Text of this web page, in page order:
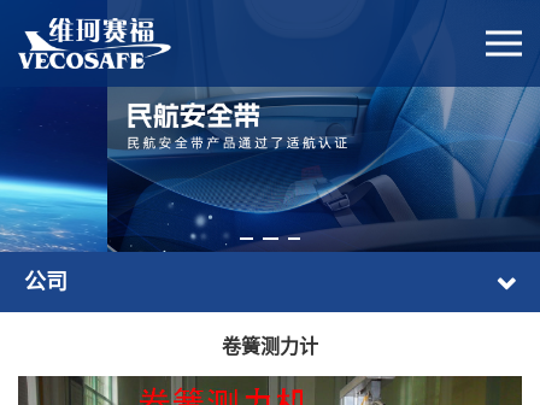
公司
卷簧测力计